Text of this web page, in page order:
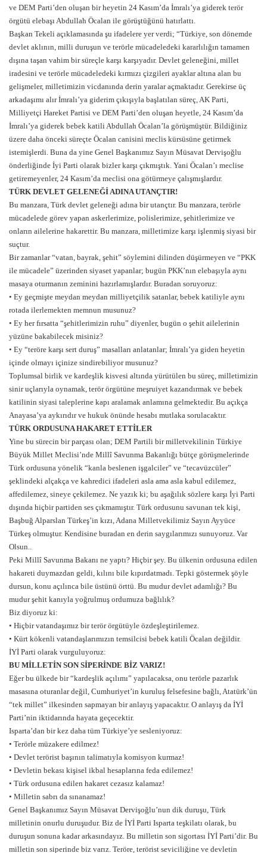
ve DEM Parti’den oluşan bir heyetin 24 Kasım’da İmralı’ya giderek terör
örgütü elebaşı Abdullah Öcalan ile görüştüğünü hatırlattı.
Başkan Tekeli açıklamasında şu ifadelere yer verdi; “Türkiye, son dönemde
devlet aklının, milli duruşun ve terörle mücadeledeki kararlılığın tamamen
dışına taşan vahim bir süreçle karşı karşıyadır. Devlet geleneğini, millet
iradesini ve terörle mücadeledeki kırmızı çizgileri ayaklar altına alan bu
gelişmeler, milletimizin vicdanında derin yaralar açmaktadır. Gerekirse üç
arkadaşımı alır İmralı’ya giderim çıkışıyla başlatılan süreç, AK Parti,
Milliyetçi Hareket Partisi ve DEM Parti’den oluşan heyetle, 24 Kasım’da
İmralı’ya giderek bebek katili Abdullah Öcalan’la görüşmüştür. Bildiğiniz
üzere daha önceki süreçte Öcalan canisini meclis kürsüsüne getirmek
istemişlerdi. Buna da yine Genel Başkanımız Sayın Müsavat Dervişoğlu
önderliğinde İyi Parti olarak bizler karşı çıkmıştık. Yani Öcalan’ı meclise
getiremeyenler, 24 Kasım’da meclisi ona götürmeye çalışmışlardır.
TÜRK DEVLET GELENEĞİ ADINA UTANÇTIR!
Bu manzara, Türk devlet geleneği adına bir utançtır. Bu manzara, terörle
mücadelede görev yapan askerlerimize, polislerimize, şehitlerimize ve
onların ailelerine hakarettir. Bu manzara, milletimize karşı işlenmiş siyasi bir
suçtur.
Bir zamanlar “vatan, bayrak, şehit” söylemini dilinden düşürmeyen ve “PKK
ile mücadele” üzerinden siyaset yapanlar; bugün PKK’nın elebaşıyla aynı
masaya oturmanın zeminini hazırlamışlardır. Buradan soruyoruz:
• Ey geçmişte meydan meydan milliyetçilik satanlar, bebek katiliyle aynı
rotada ilerlemekten memnun musunuz?
• Ey her fırsatta “şehitlerimizin ruhu” diyenler, bugün o şehit ailelerinin
yüzüne bakabilecek misiniz?
• Ey “teröre karşı sert duruş” masalları anlatanlar; İmralı’ya giden heyetin
içinde olmayı içinize sindirebiliyor musunuz?
Toplumsal birlik ve kardeşlik kisvesi altında yürütülen bu süreç, milletimizin
sinir uçlarıyla oynamak, terör örgütüne meşruiyet kazandırmak ve bebek
katilinin siyasi taleplerine kapı aralamak anlamına gelmektedir. Bu açıkça
Anayasa’ya aykırıdır ve hukuk önünde hesabı mutlaka sorulacaktır.
TÜRK ORDUSUNA HAKARET ETTİLER
Yine bu sürecin bir parçası olan; DEM Partili bir milletvekilinin Türkiye
Büyük Millet Meclisi’nde Millî Savunma Bakanlığı bütçe görüşmelerinde
Türk ordusuna yönelik “kanla beslenen işgalciler” ve “tecavüzcüler”
şeklindeki alçakça ve kahredici ifadeleri asla ama asla kabul edilemez,
affedilemez, sineye çekilemez. Ne yazık ki; bu aşağılık sözlere karşı İyi Parti
dışında hiçbir partiden ses çıkmamıştır. Türk ordusunu savunan tek kişi,
Başbuğ Alparslan Türkeş’in kızı, Adana Milletvekilimiz Sayın Ayyüce
Türkeş olmuştur. Kendisine buradan en derin saygılarımızı sunuyoruz. Var
Olsun..
Peki Millî Savunma Bakanı ne yaptı? Hiçbir şey. Bu ülkenin ordusuna edilen
hakareti duymazdan geldi, kılını bile kıpırdatmadı. Tepki göstermek şöyle
dursun, konu açılınca bile üstünü örttü. Bu mudur devlet adamlığı? Bu
mudur şehit kanıyla yoğrulmuş ordumuza bağlılık?
Biz diyoruz ki:
• Hiçbir vatandaşımız bir terör örgütüyle özdeşleştirilemez.
• Kürt kökenli vatandaşlarımızın temsilcisi bebek katili Öcalan değildir.
İYİ Parti olarak vurguluyoruz:
BU MİLLETİN SON SİPERİNDE BİZ VARIZ!
Eğer bu ülkede bir “kardeşlik açılımı” yapılacaksa, onu terörle pazarlık
masasına oturanlar değil, Cumhuriyet’in kuruluş felsefesine bağlı, Atatürk’ün
“tek millet” ilkesinden sapmayan bir anlayış yapacaktır. O anlayış da İYİ
Parti’nin iktidarında hayata geçecektir.
Isparta’dan bir kez daha tüm Türkiye’ye sesleniyoruz:
• Terörle müzakere edilmez!
• Devlet terörist başının talimatıyla komisyon kurmaz!
• Devletin bekası kişisel ikbal hesaplarına feda edilemez!
• Türk ordusuna edilen hakaret cezasız kalamaz!
• Milletin sabrı da sınanamaz!
Genel Başkanımız Sayın Müsavat Dervişoğlu’nun dik duruşu, Türk
milletinin onurlu duruşudur. Biz de İYİ Parti Isparta teşkilatı olarak, bu
duruşun sonuna kadar arkasındayız. Bu milletin son sigortası İYİ Parti’dir. Bu
milletin son siperinde biz varız. Teröre, terörist seviciliğine ve devletin